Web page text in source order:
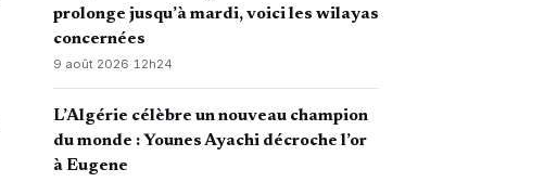
prolonge jusqu’à mardi, voici les wilayas
concernées
9 août 2026·12h24
L’Algérie célèbre un nouveau champion
du monde : Younes Ayachi décroche l’or
à Eugene